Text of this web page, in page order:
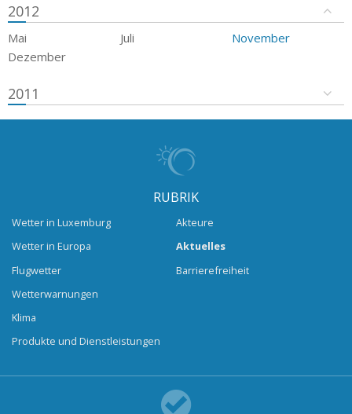
2012
Mai Juli
November
Dezember
2011
RUBRIK
Wetter in Luxemburg
Wetter in Europa
Flugwetter
Wetterwarnungen
Klima
Produkte und Dienstleistungen
Akteure
Aktuelles
Barrierefreiheit